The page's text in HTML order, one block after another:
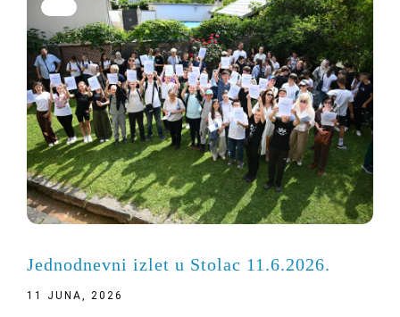
Jednodnevni izlet u Stolac 11.6.2026.
11 JUNA, 2026